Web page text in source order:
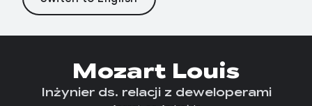
Mozart Louis
Inżynier ds. relacji z deweloperami